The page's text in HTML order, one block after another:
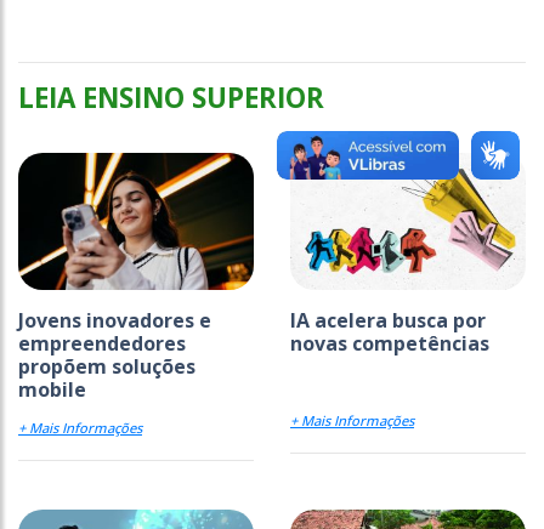
LEIA ENSINO SUPERIOR
Jovens inovadores e
empreendedores
propõem soluções
mobile
+ Mais Informações
IA acelera busca por
novas competências
+ Mais Informações